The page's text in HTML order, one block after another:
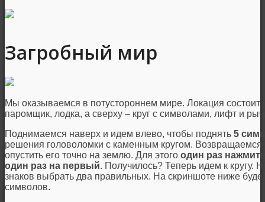
Загробный мир
Мы оказываемся в потустороннем мире. Локация состоит
паромщик, лодка, а сверху – круг с символами, лифт и
Поднимаемся наверх и идем влево, чтобы поднять 5
решения головоломки с каменным кругом. Возвращаемся
опустить его точно на землю. Для этого один раз
один раз на первый. Получилось? Теперь идем к кругу.
знаков выбрать два правильных. На скриншоте ниже
символов.